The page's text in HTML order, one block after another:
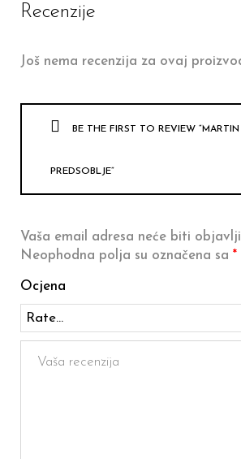
Recenzije
Još nema recenzija za ovaj
BE THE FIRST TO REVIEW
PREDSOBLJE”
Vaša email adresa neće biti
Neophodna polja su označena sa *
Ocjena